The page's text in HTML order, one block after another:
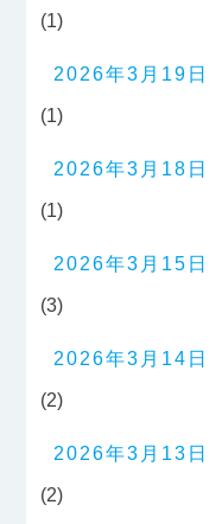
(1)
2026年3月19日
(1)
2026年3月18日
(1)
2026年3月15日
(3)
2026年3月14日
(2)
2026年3月13日
(2)